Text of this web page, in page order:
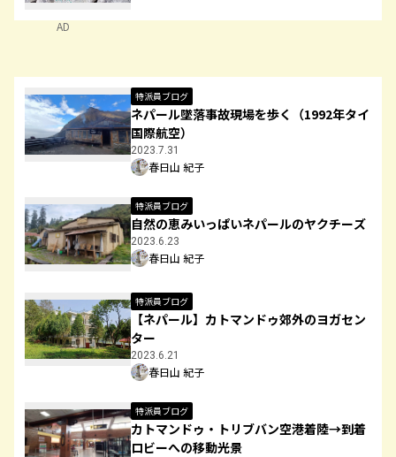
AD
特派員ブログ
ネパール墜落事故現場を歩く（1992年タイ
国際航空）
2023.7.31
春日山 紀子
特派員ブログ
自然の恵みいっぱいネパールのヤクチーズ
2023.6.23
春日山 紀子
特派員ブログ
【ネパール】カトマンドゥ郊外のヨガセン
ター
2023.6.21
春日山 紀子
特派員ブログ
カトマンドゥ・トリブバン空港着陸→到着
ロビーへの移動光景